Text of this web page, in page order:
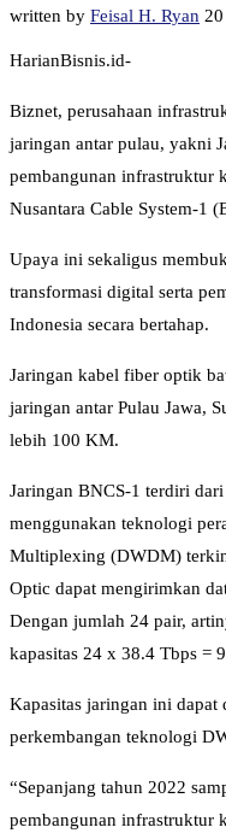
written by Feisal H. Ryan
HarianBisnis.id-
Biznet, perusahaan
jaringan antar pulau, yakni
pembangunan infrastruktur
Nusantara Cable System-1
Upaya ini sekaligus
transformasi digital serta
Indonesia secara bertahap.
Jaringan kabel fiber optik
jaringan antar Pulau Jawa,
lebih 100 KM.
Jaringan BNCS-1 terdiri
menggunakan teknologi
Multiplexing (DWDM)
Optic dapat mengirimkan
Dengan jumlah 24 pair,
kapasitas 24 x 38.4 Tbps =
Kapasitas jaringan ini dapat
perkembangan teknologi
“Sepanjang tahun 2022
pembangunan infrastruktur